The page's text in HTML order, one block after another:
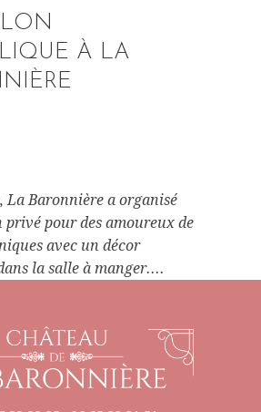
À LA
La Baronnière a organisé
pour des amoureux de
avec un décor
la salle à manger....